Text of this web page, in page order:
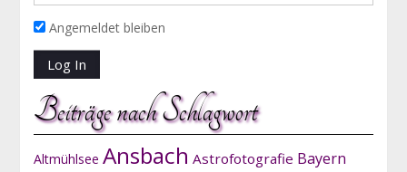
Angemeldet bleiben
Beiträge nach Schlagwort
Altmühlsee Ansbach Astrofotografie Bayern